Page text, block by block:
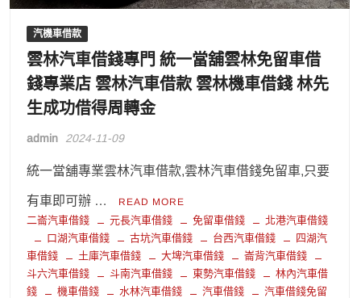
汽機車借款
雲林汽車借錢專門 統一當舖雲林免留車借
錢專業店 雲林汽車借款 雲林機車借錢 林先
生成功借得周轉金
admin 2024-11-09
統一當舖專業雲林汽車借款,雲林汽車借錢免留車,只要
有車即可辦 … READ MORE
二崙汽車借錢 元長汽車借錢 免留車借錢
北港汽車借錢
口湖汽車借錢
古坑汽車借錢 台西汽車借錢
四湖汽
車借錢
土庫汽車借錢 大埤汽車借錢
崙背汽車借錢
斗六汽車借錢
斗南汽車借錢 東勢汽車借錢
林內汽車借
錢
機車借錢 水林汽車借錢 汽車借錢
汽車借錢免留